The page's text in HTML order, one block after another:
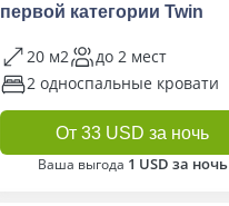
первой категории Twin
20 м2
до 2 мест
2 односпальные кровати
От 33 USD за ночь
Ваша выгода 1 USD за ночь